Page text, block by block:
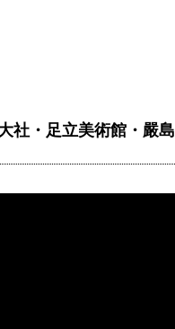
社・足立美術館・嚴島